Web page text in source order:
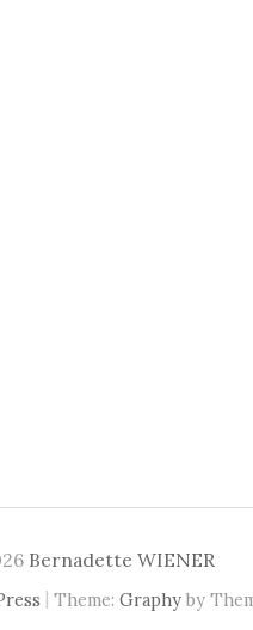
Bernadette WIENER
| Theme: Graphy by